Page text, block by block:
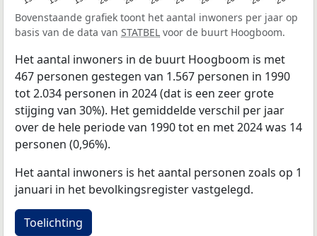
Bovenstaande grafiek toont het aantal inwoners per jaar op
basis van de data van STATBEL voor de buurt Hoogboom.
Het aantal inwoners in de buurt Hoogboom is met
467 personen gestegen van 1.567 personen in 1990
tot 2.034 personen in 2024 (dat is een zeer grote
stijging van 30%). Het gemiddelde verschil per jaar
over de hele periode van 1990 tot en met 2024 was 14
personen (0,96%).
Het aantal inwoners is het aantal personen zoals op 1
januari in het bevolkingsregister vastgelegd.
Toelichting